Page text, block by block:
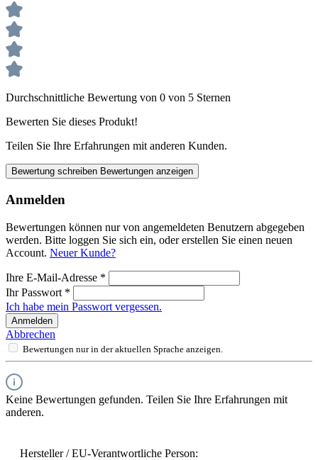
Durchschnittliche Bewertung von 0 von 5 Sternen
Bewerten Sie dieses Produkt!
Teilen Sie Ihre Erfahrungen mit anderen Kunden.
Bewertung schreiben Bewertungen anzeigen
Anmelden
Bewertungen können nur von angemeldeten Benutzern abgegeben
werden. Bitte loggen Sie sich ein, oder erstellen Sie einen neuen
Account. Neuer Kunde?
Ihre E-Mail-Adresse *
Ihr Passwort *
Ich habe mein Passwort vergessen.
Anmelden
Abbrechen
Bewertungen nur in der aktuellen Sprache anzeigen.
Keine Bewertungen gefunden. Teilen Sie Ihre Erfahrungen mit
anderen.
Hersteller / EU-Verantwortliche Person: